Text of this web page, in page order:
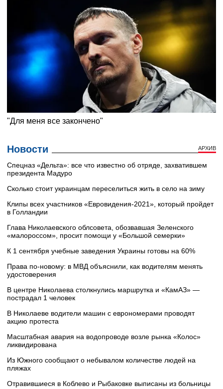
Новости АРХИВ
Cпецназ «Дельта»: все что известно об отряде, захватившем
президента Мадуро
Сколько стоит украинцам переселиться жить в село на зиму
Клипы всех участников «Евровидения-2021», который пройдет
в Голландии
Глава Николаевского облсовета, обозвавшая Зеленского
«малороссом», просит помощи у «Большой семерки»
К 1 сентября учебные заведения Украины готовы на 60%
Права по-новому: в МВД объяснили, как водителям менять
удостоверения
В центре Николаева столкнулись маршрутка и «КамАЗ» —
пострадал 1 человек
В Николаеве водители машин с еврономерами проводят
акцию протеста
Масштабная авария на водопроводе возле рынка «Колос»
ликвидирована
Из Южного сообщают о небывалом количестве людей на
пляжах
Отравившиеся в Коблево и Рыбаковке выписаны из больницы